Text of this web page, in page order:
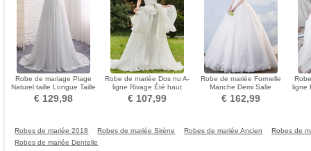
Robe de mariage Plage
Naturel taille Longue Taille
haute Couvert de Dentelle
€ 129,98
Robe de mariée Dos nu A-
ligne Rivage Été haut
bustier tube Mince
€ 107,99
Robe de mariée Formelle
Manche Demi Salle
Longueur au sol A-ligne
€ 162,99
ligne
Robes de mariée 2018 Robes de mariée Sirène Robes de mariée Ancien
Robes de
Robes de mariée Dentelle